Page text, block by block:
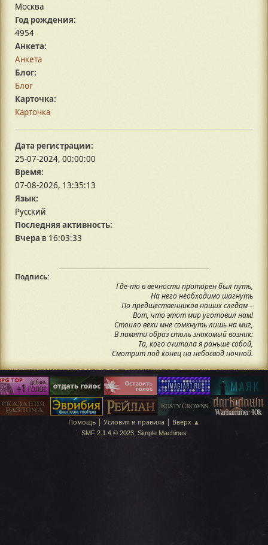
Москва
Год рождения:
4954
Анкета:
Анкета
Блог:
Блог
Карточка:
Карточка
Дата регистрации:
25-07-2024, 00:00:00
Время:
07-08-2026, 13:35:13
Язык:
Русский
Последняя активность:
Вчера в 16:03:33
Подпись:
Где-то в вечности проторен был путь,
На него необходимо шагнуть
По предшественников наших следам –
Вот, что этот мир уготовил нам!
Стоило веки мне сомкнуть лишь на миг,
В памяти образ столь знакомый возник:
Та, кого считала я раньше собой,
Смотрит под конец на небосвод ночной.
Помощь | Условия и правила | Вверх ▲
SMF 2.1.4 © 2023, Simple Machines